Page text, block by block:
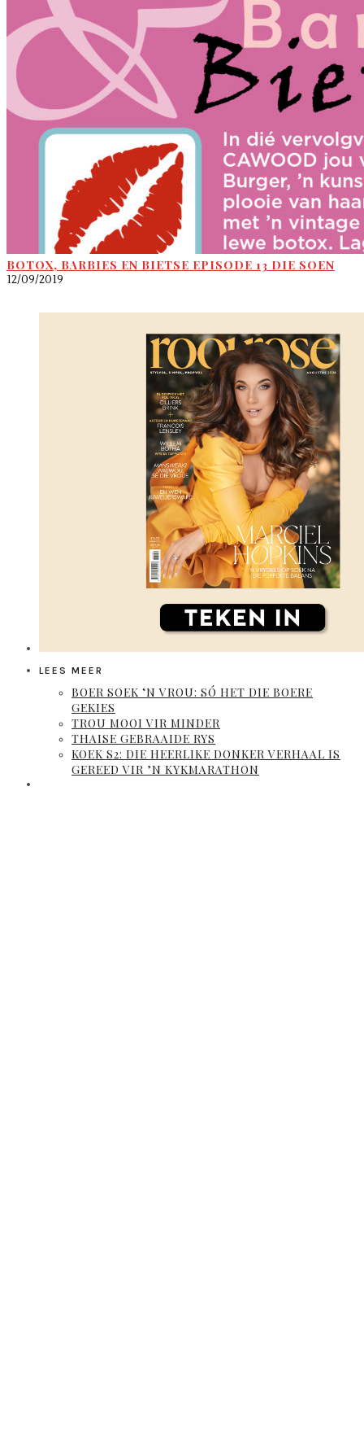
BOTOX, BARBIES EN BIETSE EPISODE 13 DIE SOEN
12/09/2019
LEES MEER
BOER SOEK ‘N VROU: SÓ HET DIE BOERE
GEKIES
TROU MOOI VIR MINDER
THAISE GEBRAAIDE RYS
KOEK S2: DIE HEERLIKE DONKER VERHAAL IS
GEREED VIR ’N KYKMARATHON